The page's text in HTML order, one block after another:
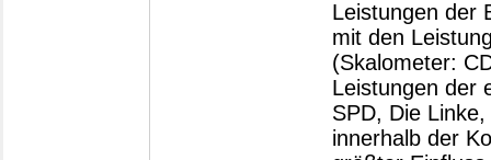
Leistungen der
mit den
(Skalometer:
Leistungen der
SPD, Die
innerhalb der